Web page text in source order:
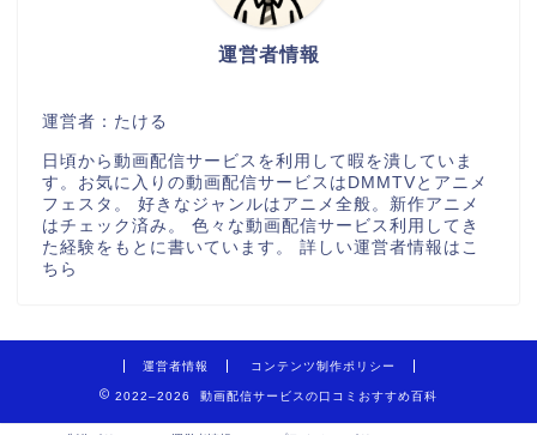
運営者情報
運営者：たける
日頃から動画配信サービスを利用して暇を潰していま
す。お気に入りの動画配信サービスはDMMTVとアニメ
フェスタ。 好きなジャンルはアニメ全般。新作アニメ
はチェック済み。 色々な動画配信サービス利用してき
た経験をもとに書いています。 詳しい運営者情報はこ
ちら
運営者情報 コンテンツ制作ポリシー
2022–2026 動画配信サービスの口コミおすすめ百科